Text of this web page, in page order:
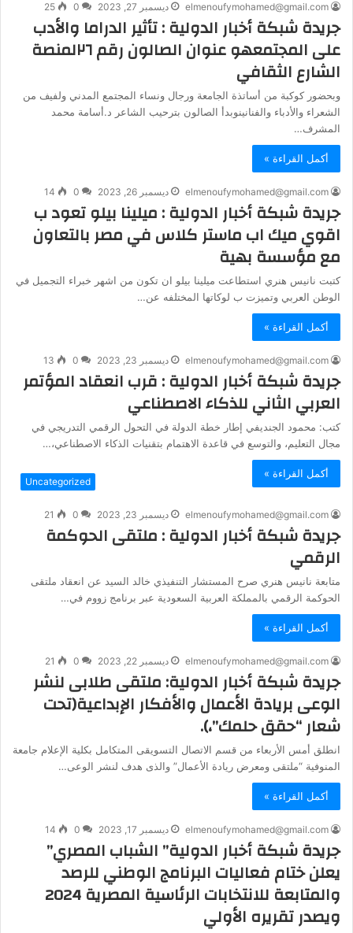
elmenoufymohamed@gmail.com ديسمبر 27, 2023 0
25
جريدة شبكة أخبار الدولية : تأثير الدراما والأدب
على المجتمعهو عنوان الصالون رقم ٢٦لمنصة
الشارع الثقافي
وبحضور كوكبة من أساتذة الجامعة ورجال ونساء المجتمع المدني ولفيف من
الشعراء والأدباء والفنانينوبدأ الصالون بترحيب الشاعر د.أسامة محمد
المشرف…
أكمل القراءة »
elmenoufymohamed@gmail.com ديسمبر 26, 2023 0
14
جريدة شبكة أخبار الدولية : ميلينا بيلو تعود ب
اقوي ميك اب ماستر كلاس في مصر بالتعاون
مع مؤسسة بهية
كتبت نانيس هنري استطاعت ميلينا بيلو ان تكون من اشهر خبراء التجميل في
الوطن العربي وتميزت ب لوكاتها المختلفه عن…
أكمل القراءة »
elmenoufymohamed@gmail.com ديسمبر 23, 2023 0
13
جريدة شبكة أخبار الدولية : قرب انعقاد المؤتمر
العربي الثاني للذكاء الاصطناعي
كتب: محمود الجنديفي إطار خطة الدولة في التحول الرقمي التدريجي في
مجال التعليم، والتوسع في قاعدة الاهتمام بتقنيات الذكاء الاصطناعي،…
أكمل القراءة »
Uncategorized
elmenoufymohamed@gmail.com ديسمبر 23, 2023 0
21
جريدة شبكة أخبار الدولية : ملتقى الحوكمة
الرقمي
متابعة نانيس هنري صرح المستشار التنفيذي خالد السيد عن انعقاد ملتقى
الحوكمة الرقمي بالمملكة العربية السعودية عبر برنامج زووم في…
أكمل القراءة »
elmenoufymohamed@gmail.com ديسمبر 22, 2023 0
21
جريدة شبكة أخبار الدولية: ملتقى طلابى لنشر
الوعى بريادة الأعمال والأفكار الإبداعية(تحت
شعار “حقق حلمك”،).
انطلق أمس الأربعاء من قسم الاتصال التسويقى المتكامل بكلية الإعلام جامعة
المنوفية “ملتقى ومعرض ريادة الأعمال” والذى هدف لنشر الوعى…
أكمل القراءة »
elmenoufymohamed@gmail.com ديسمبر 17, 2023 0
14
جريدة شبكة أخبار الدولية” الشباب المصري”
يعلن ختام فعاليات البرنامج الوطني للرصد
والمتابعة للانتخابات الرئاسية المصرية 2024
ويصدر تقريره الأولي